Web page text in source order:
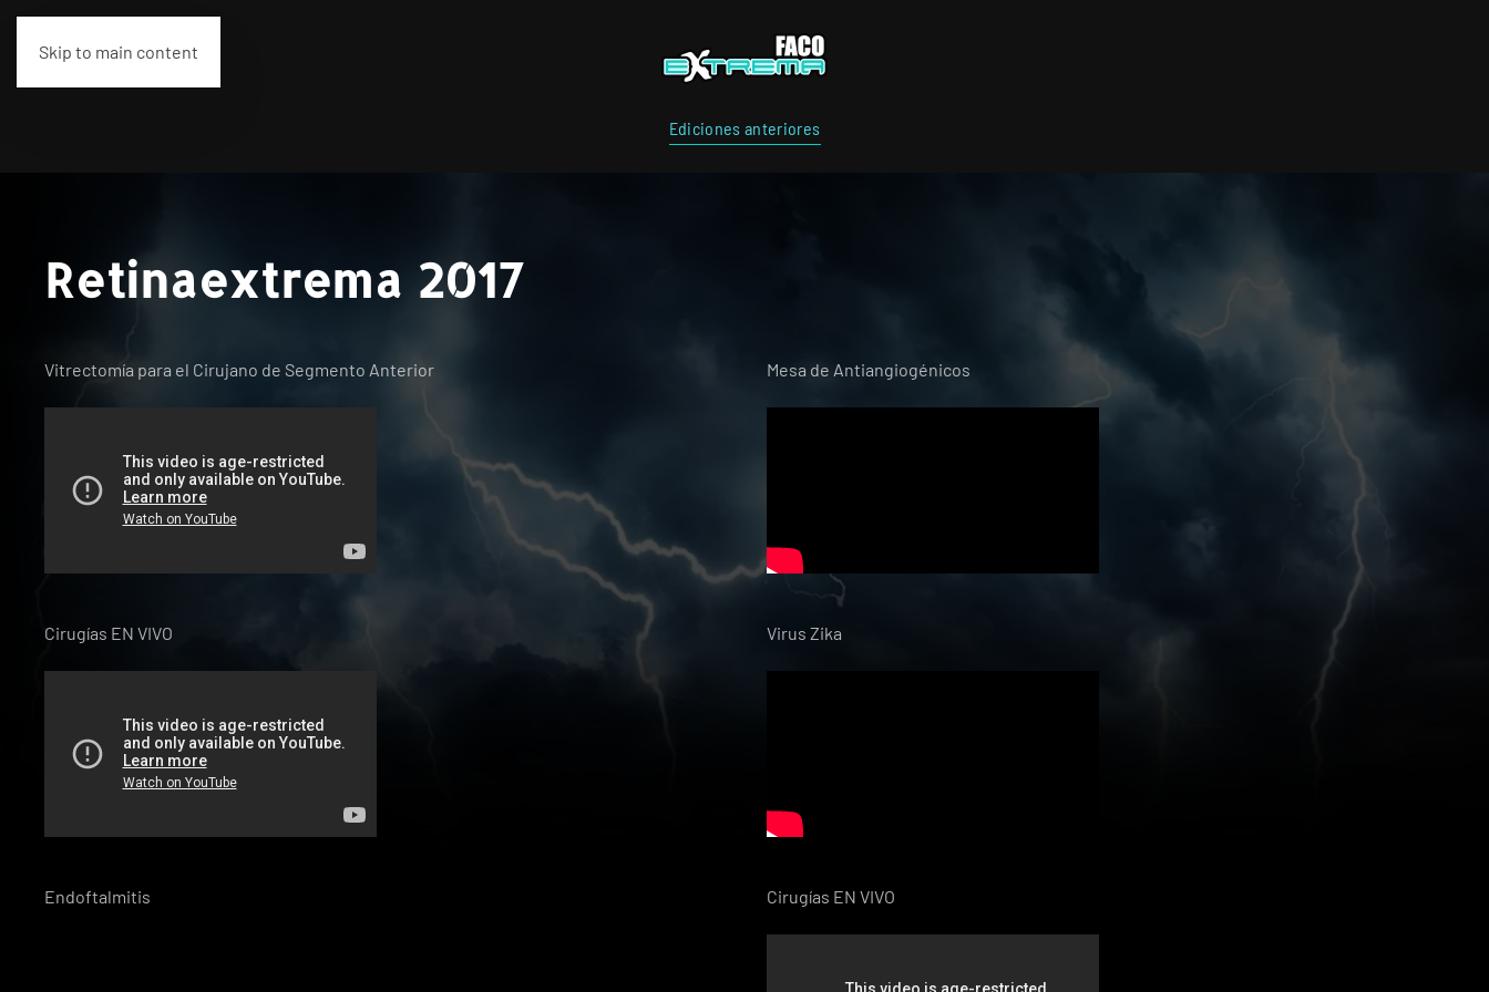
Skip to main content
Ediciones anteriores
Retinaextrema 2017
Vitrectomía para el Cirujano de Segmento Anterior Mesa de Antiangiogénicos
Cirugías EN VIVO Virus Zika
Endoftalmitis Cirugías EN VIVO